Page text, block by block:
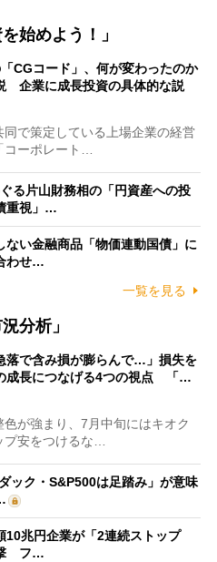
始めよう！」
CGコード」、何が変わったのか
企業に成長投資の具体的な説
で策定している上場企業の経営
コーポレート…
る片山財務相の「円資産への投
重視」…
ない金融商品「物価連動国債」に
わせ…
一覧を見る
分析」
落で含み損が膨らんで…」損失を
成長につなげる4つの視点 「…
が強まり、7月中旬にはキオク
プ安をつけるな…
ック・S&P500は足踏み」が意味
10兆円企業が「2連続ストップ
撃 フ…